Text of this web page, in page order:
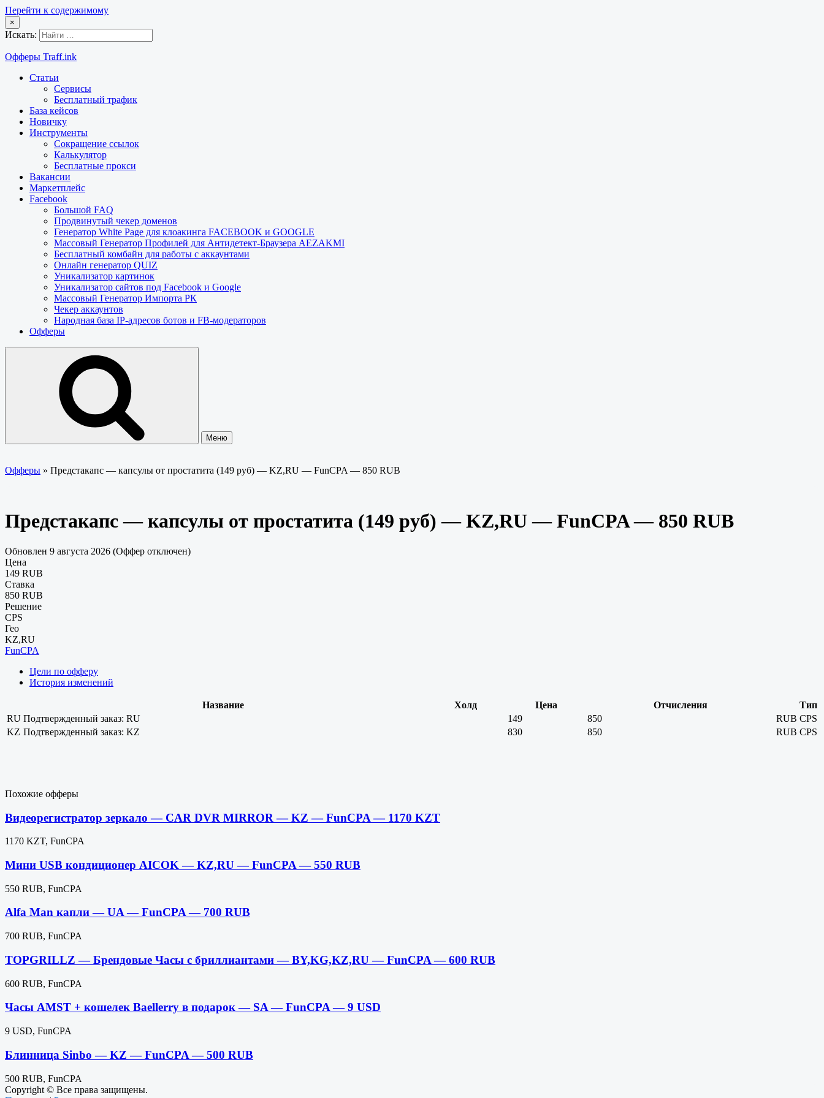
Перейти к содержимому
×
Искать:
Офферы Traff.ink
Статьи
Сервисы
Бесплатный трафик
База кейсов
Новичку
Инструменты
Сокращение ссылок
Калькулятор
Бесплатные прокси
Вакансии
Маркетплейс
Facebook
Большой FAQ
Продвинутый чекер доменов
Генератор White Page для клоакинга FACEBOOK и GOOGLE
Массовый Генератор Профилей для Антидетект-Браузера AEZAKMI
Бесплатный комбайн для работы с аккаунтами
Онлайн генератор QUIZ
Уникализатор картинок
Уникализатор сайтов под Facebook и Google
Массовый Генератор Импорта РК
Чекер аккаунтов
Народная база IP-адресов ботов и FB-модераторов
Офферы
Меню
Офферы » Предстакапс — капсулы от простатита (149 руб) — KZ,RU — FunCPA — 850 RUB
Предстакапс — капсулы от простатита (149 руб) — KZ,RU — FunCPA — 850 RUB
Обновлен 9 августа 2026 (Оффер отключен)
Цена
149 RUB
Ставка
850 RUB
Решение
CPS
Гео
KZ,RU
FunCPA
Цели по офферу
История изменений
Название Холд Цена Отчисления
Тип
RU Подтвержденный заказ: RU 149 850 RUB CPS
KZ Подтвержденный заказ: KZ 830 850 RUB CPS
Похожие офферы
Видеорегистратор зеркало — CAR DVR MIRROR — KZ — FunCPA — 1170 KZT
1170 KZT, FunCPA
Мини USB кондиционер AICOK — KZ,RU — FunCPA — 550 RUB
550 RUB, FunCPA
Alfa Man капли — UA — FunCPA — 700 RUB
700 RUB, FunCPA
TOPGRILLZ — Брендовые Часы с бриллиантами — BY,KG,KZ,RU — FunCPA — 600 RUB
600 RUB, FunCPA
Часы AMST + кошелек Baellerry в подарок — SA — FunCPA — 9 USD
9 USD, FunCPA
Блинница Sinbo — KZ — FunCPA — 500 RUB
500 RUB, FunCPA
Copyright © Все права защищены.